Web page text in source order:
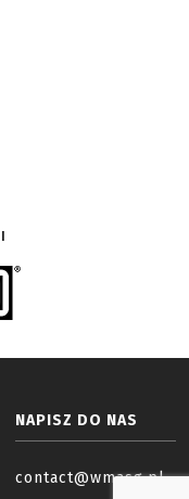
NAPISZ DO NAS
contact@wmasg.pl